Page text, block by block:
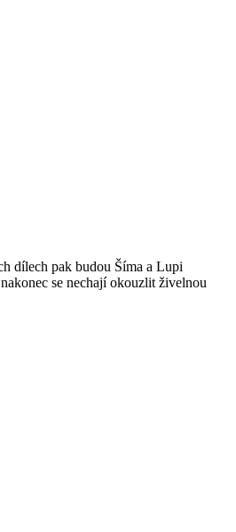
dílech pak budou Šíma a Lupi
se nechají okouzlit živelnou